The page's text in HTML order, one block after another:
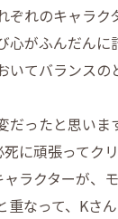
ぞれのキャラク
心がふんだんに
いてバランスの
だったと思いま
に頑張ってク
ラクターが、
重なって、Kさ